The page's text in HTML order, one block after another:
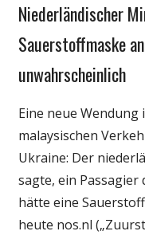
Gesellschaft
Politik
Technik
Niederländischer
Sauerstoffmaske
unwahrscheinlich
Eine neue Wendung
malaysischen
Ukraine: Der
sagte, ein Passagier
hätte eine
heute nos.nl